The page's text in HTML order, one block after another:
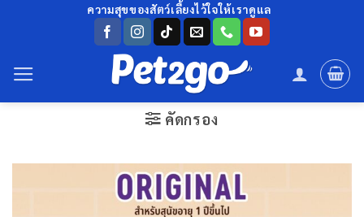
เนื้อหา
ความสุขของสัตว์เลี้ยงไว้ใจให้เราดูแล
คัดกรอง